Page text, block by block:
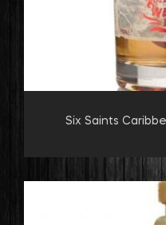
Six Saints